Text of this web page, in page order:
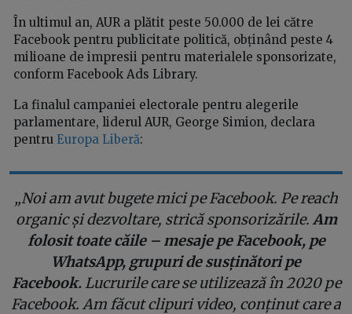
În ultimul an, AUR a plătit peste 50.000 de lei către
Facebook pentru publicitate politică, obținând peste 4
milioane de impresii pentru materialele sponsorizate,
conform Facebook Ads Library.
La finalul campaniei electorale pentru alegerile
parlamentare, liderul AUR, George Simion, declara
pentru Europa Liberă:
„Noi am avut bugete mici pe Facebook. Pe reach
organic și dezvoltare, strică sponsorizările. Am
folosit toate căile – mesaje pe Facebook, pe
WhatsApp, grupuri de susținători pe
Facebook.Lucrurile care se utilizează în 2020 pe
Facebook. Am făcut clipuri video, conținut care a